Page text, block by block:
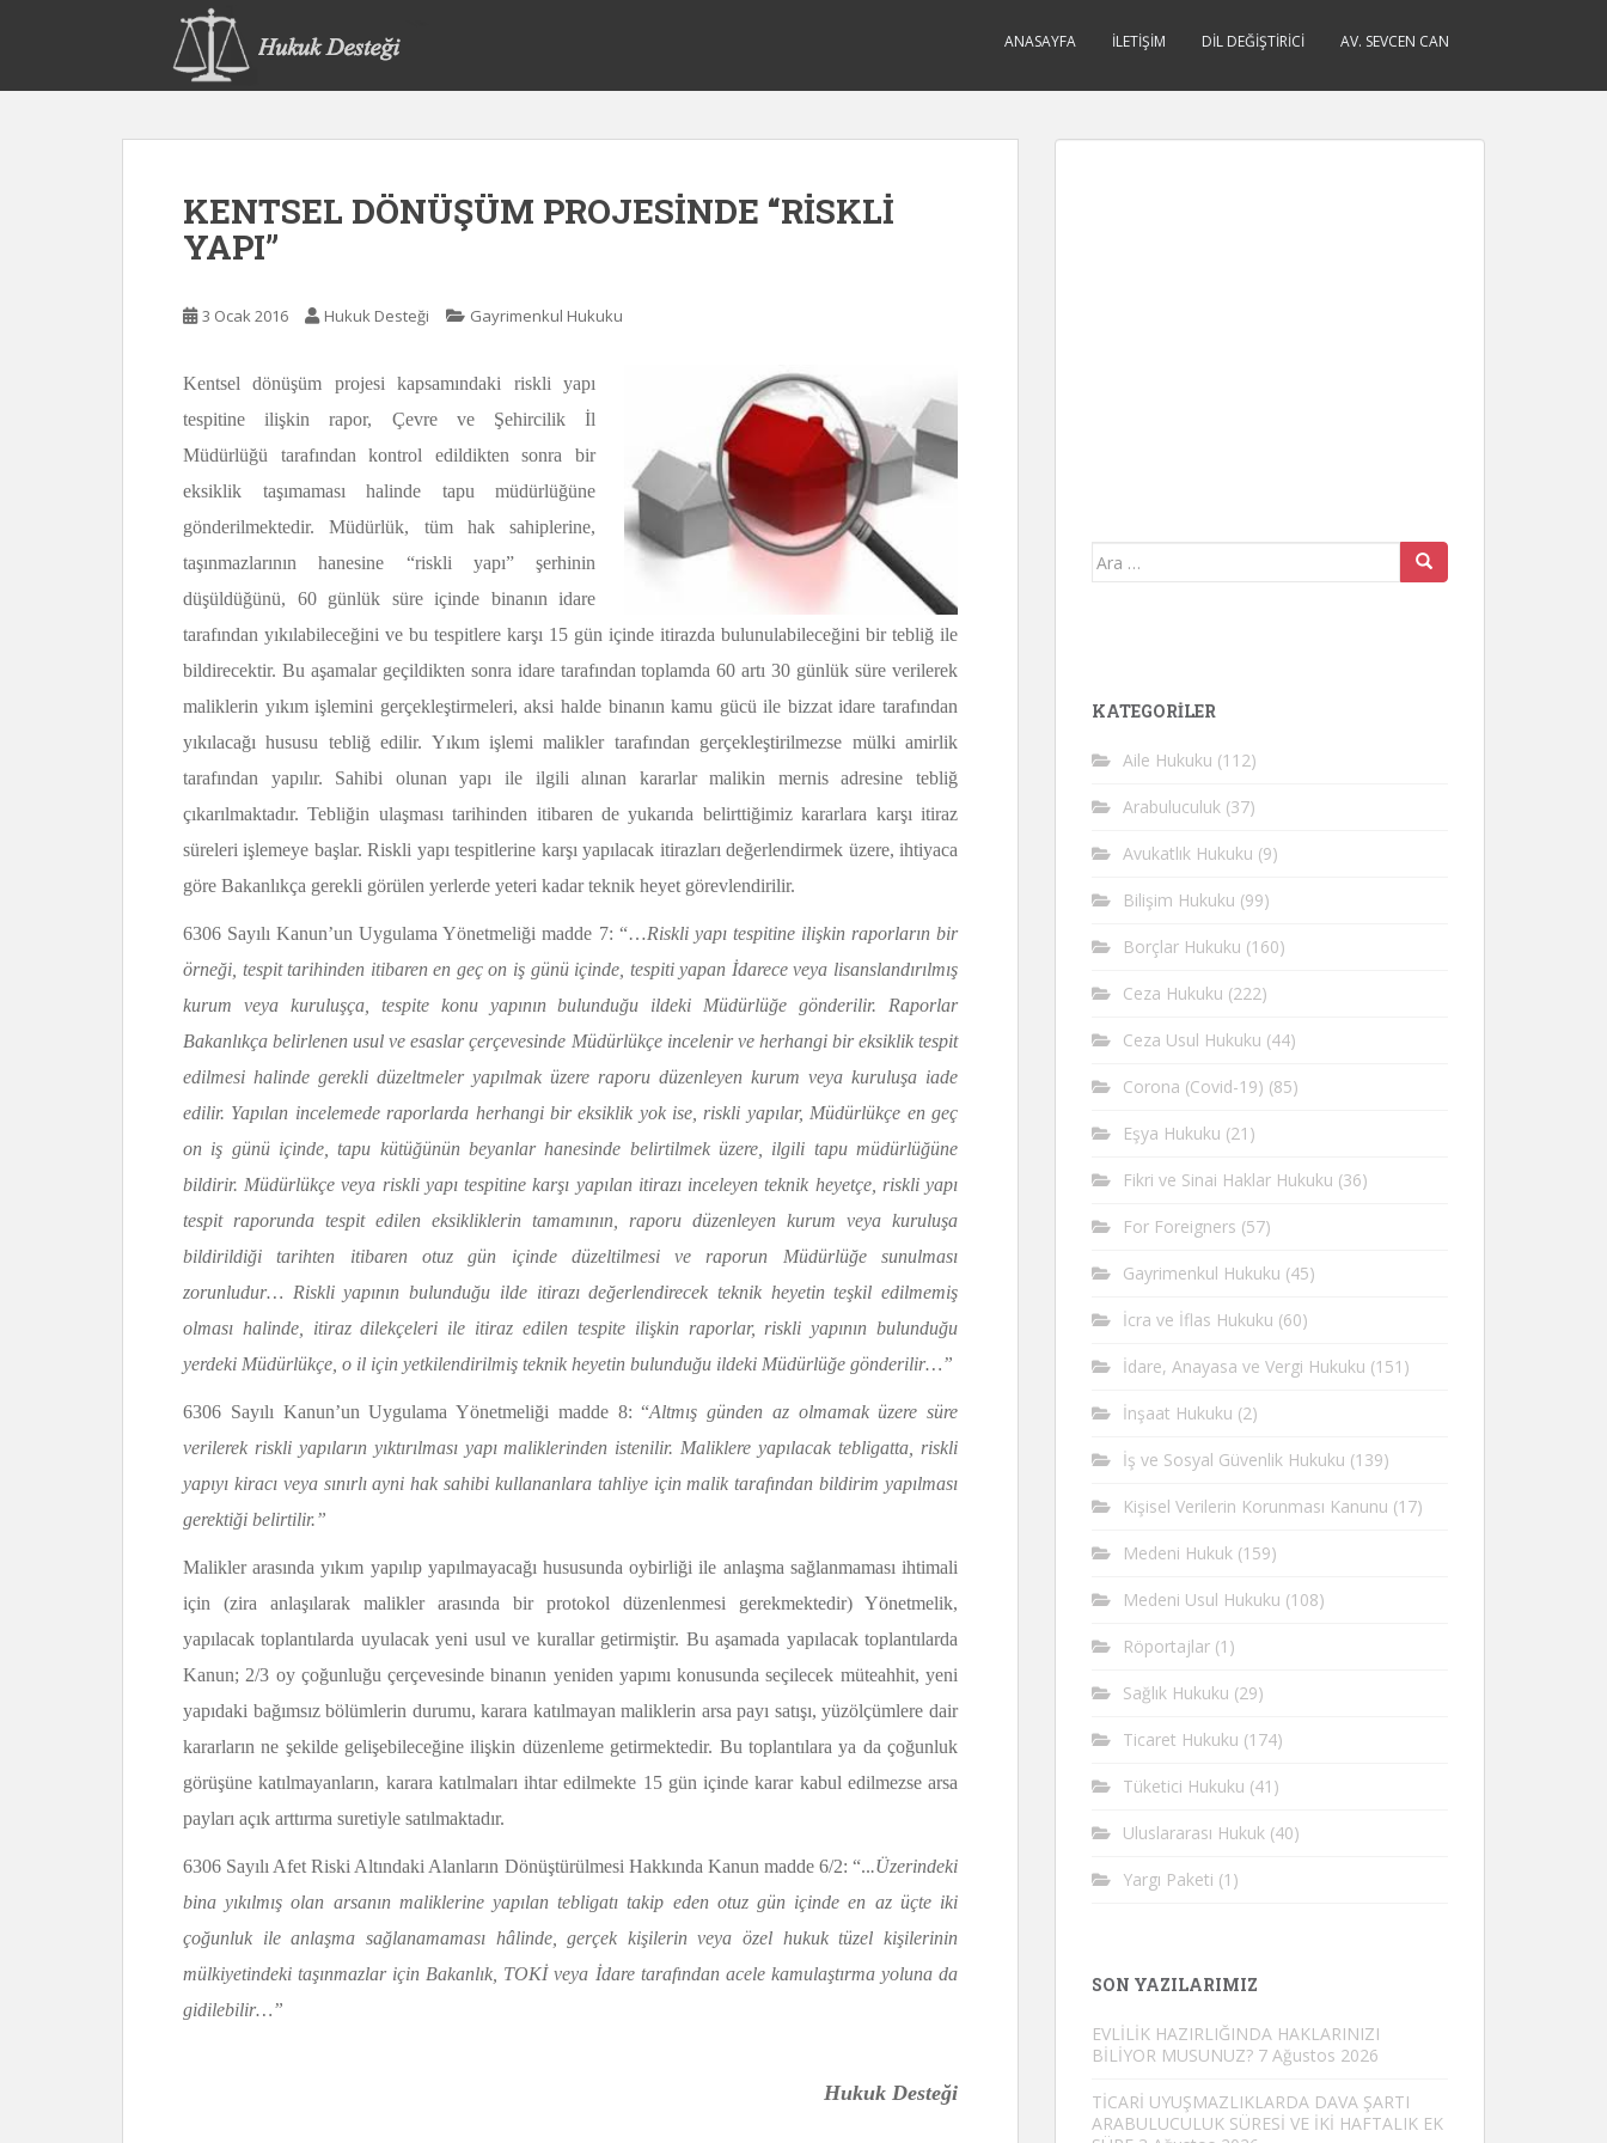
p
ANASAYFA İLETIŞIM DIL DEĞIŞTIRICI AV. SEVCEN CAN
KENTSEL DÖNÜŞÜM PROJESİNDE “RİSKLİ
YAPI”
3 Ocak 2016 Hukuk Desteği Gayrimenkul Hukuku
Kentsel dönüşüm projesi kapsamındaki riskli yapı
tespitine ilişkin rapor, Çevre ve Şehircilik İl
Müdürlüğü tarafından kontrol edildikten sonra bir
eksiklik taşımaması halinde tapu müdürlüğüne
gönderilmektedir. Müdürlük, tüm hak sahiplerine,
taşınmazlarının hanesine “riskli yapı” şerhinin
düşüldüğünü, 60 günlük süre içinde binanın idare
tarafından yıkılabileceğini ve bu tespitlere karşı 15 gün içinde itirazda bulunulabileceğini bir tebliğ ile
bildirecektir. Bu aşamalar geçildikten sonra idare tarafından toplamda 60 artı 30 günlük süre verilerek
maliklerin yıkım işlemini gerçekleştirmeleri, aksi halde binanın kamu gücü ile bizzat idare tarafından
yıkılacağı hususu tebliğ edilir. Yıkım işlemi malikler tarafından gerçekleştirilmezse mülki amirlik
tarafından yapılır. Sahibi olunan yapı ile ilgili alınan kararlar malikin mernis adresine tebliğ
çıkarılmaktadır. Tebliğin ulaşması tarihinden itibaren de yukarıda belirttiğimiz kararlara karşı itiraz
süreleri işlemeye başlar. Riskli yapı tespitlerine karşı yapılacak itirazları değerlendirmek üzere, ihtiyaca
göre Bakanlıkça gerekli görülen yerlerde yeteri kadar teknik heyet görevlendirilir.
6306 Sayılı Kanun’un Uygulama Yönetmeliği madde 7: “…Riskli yapı tespitine ilişkin raporların bir
örneği, tespit tarihinden itibaren en geç on iş günü içinde, tespiti yapan İdarece veya lisanslandırılmış
kurum veya kuruluşça, tespite konu yapının bulunduğu ildeki Müdürlüğe gönderilir. Raporlar
Bakanlıkça belirlenen usul ve esaslar çerçevesinde Müdürlükçe incelenir ve herhangi bir eksiklik tespit
edilmesi halinde gerekli düzeltmeler yapılmak üzere raporu düzenleyen kurum veya kuruluşa iade
edilir. Yapılan incelemede raporlarda herhangi bir eksiklik yok ise, riskli yapılar, Müdürlükçe en geç
on iş günü içinde, tapu kütüğünün beyanlar hanesinde belirtilmek üzere, ilgili tapu müdürlüğüne
bildirir. Müdürlükçe veya riskli yapı tespitine karşı yapılan itirazı inceleyen teknik heyetçe, riskli yapı
tespit raporunda tespit edilen eksikliklerin tamamının, raporu düzenleyen kurum veya kuruluşa
bildirildiği tarihten itibaren otuz gün içinde düzeltilmesi ve raporun Müdürlüğe sunulması
zorunludur… Riskli yapının bulunduğu ilde itirazı değerlendirecek teknik heyetin teşkil edilmemiş
olması halinde, itiraz dilekçeleri ile itiraz edilen tespite ilişkin raporlar, riskli yapının bulunduğu
yerdeki Müdürlükçe, o il için yetkilendirilmiş teknik heyetin bulunduğu ildeki Müdürlüğe gönderilir…”
6306 Sayılı Kanun’un Uygulama Yönetmeliği madde 8: “Altmış günden az olmamak üzere süre
verilerek riskli yapıların yıktırılması yapı maliklerinden istenilir. Maliklere yapılacak tebligatta, riskli
yapıyı kiracı veya sınırlı ayni hak sahibi kullananlara tahliye için malik tarafından bildirim yapılması
gerektiği belirtilir.”
Malikler arasında yıkım yapılıp yapılmayacağı hususunda oybirliği ile anlaşma sağlanmaması ihtimali
için (zira anlaşılarak malikler arasında bir protokol düzenlenmesi gerekmektedir) Yönetmelik,
yapılacak toplantılarda uyulacak yeni usul ve kurallar getirmiştir. Bu aşamada yapılacak toplantılarda
Kanun; 2/3 oy çoğunluğu çerçevesinde binanın yeniden yapımı konusunda seçilecek müteahhit, yeni
yapıdaki bağımsız bölümlerin durumu, karara katılmayan maliklerin arsa payı satışı, yüzölçümlere dair
kararların ne şekilde gelişebileceğine ilişkin düzenleme getirmektedir. Bu toplantılara ya da çoğunluk
görüşüne katılmayanların, karara katılmaları ihtar edilmekte 15 gün içinde karar kabul edilmezse arsa
payları açık arttırma suretiyle satılmaktadır.
6306 Sayılı Afet Riski Altındaki Alanların Dönüştürülmesi Hakkında Kanun madde 6/2: “...Üzerindeki
bina yıkılmış olan arsanın maliklerine yapılan tebligatı takip eden otuz gün içinde en az üçte iki
çoğunluk ile anlaşma sağlanamaması hâlinde, gerçek kişilerin veya özel hukuk tüzel kişilerinin
mülkiyetindeki taşınmazlar için Bakanlık, TOKİ veya İdare tarafından acele kamulaştırma yoluna da
gidilebilir…”
Hukuk Desteği
Arama
KATEGORİLER
Aile Hukuku (112)
Arabuluculuk (37)
Avukatlık Hukuku (9)
Bilişim Hukuku (99)
Borçlar Hukuku (160)
Ceza Hukuku (222)
Ceza Usul Hukuku (44)
Corona (Covid-19) (85)
Eşya Hukuku (21)
Fikri ve Sinai Haklar Hukuku (36)
For Foreigners (57)
Gayrimenkul Hukuku (45)
İcra ve İflas Hukuku (60)
İdare, Anayasa ve Vergi Hukuku (151)
İnşaat Hukuku (2)
İş ve Sosyal Güvenlik Hukuku (139)
Kişisel Verilerin Korunması Kanunu (17)
Medeni Hukuk (159)
Medeni Usul Hukuku (108)
Röportajlar (1)
Sağlık Hukuku (29)
Ticaret Hukuku (174)
Tüketici Hukuku (41)
Uluslararası Hukuk (40)
Yargı Paketi (1)
SON YAZILARIMIZ
EVLİLİK HAZIRLIĞINDA HAKLARINIZI
BİLİYOR MUSUNUZ? 7 Ağustos 2026
TİCARİ UYUŞMAZLIKLARDA DAVA ŞARTI
ARABULUCULUK SÜRESİ VE İKİ HAFTALIK EK